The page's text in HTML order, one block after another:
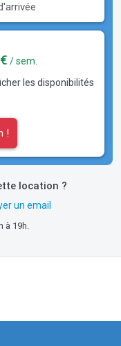
/ sem.
les disponibilités
!
location ?
un email
à 19h.